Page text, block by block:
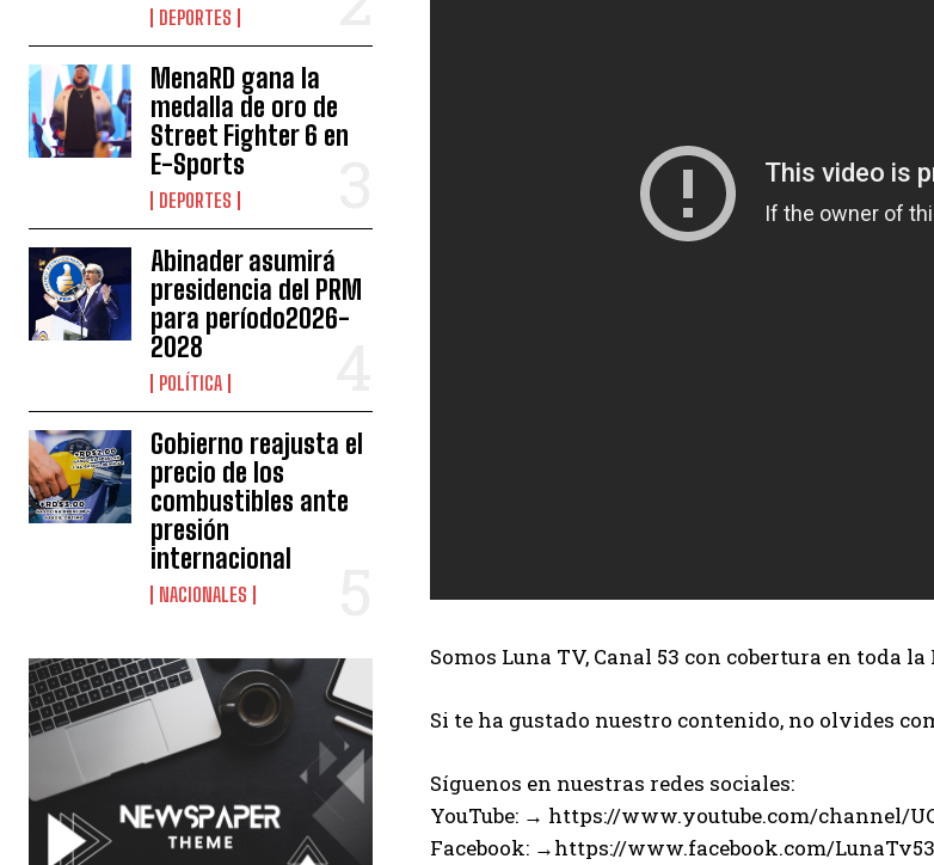
DEPORTES
MenaRD gana la
medalla de oro de
Street Fighter 6 en
E-Sports
DEPORTES
Abinader asumirá
presidencia del PRM
para período2026-
2028
POLÍTICA
Gobierno reajusta el
precio de los
combustibles ante
presión
internacional
NACIONALES
Somos Luna TV, Canal 53 con cobertura en toda
Si te ha gustado nuestro contenido, no olvides
Síguenos en nuestras redes sociales:
YouTube: → https://www.youtube.com/channel/
Facebook: →https://www.facebook.com/